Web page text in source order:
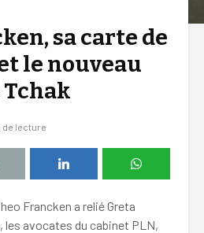
sa carte de
le nouveau
de lecture
Francken a relié Greta
les avocates du cabinet PLN,